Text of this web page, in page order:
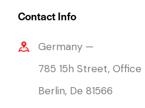
Contact Info
Germany —
785 15h Street, Office
Berlin, De 81566